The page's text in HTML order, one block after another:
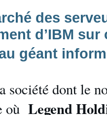
des
d’IBM
géant
société dont le
où Legend